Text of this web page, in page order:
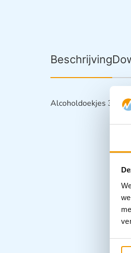
Beschrijving
Alcoholdoekjes